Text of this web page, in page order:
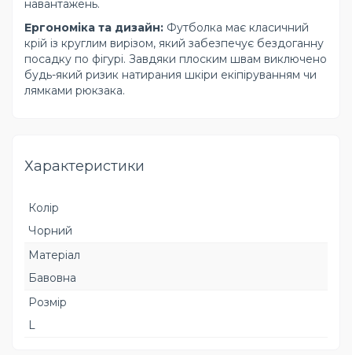
навантажень.
Ергономіка та дизайн: Футболка має класичний
крій із круглим вирізом, який забезпечує бездоганну
посадку по фігурі. Завдяки плоским швам виключено
будь-який ризик натирания шкіри екіпіруванням чи
лямками рюкзака.
Характеристики
Колір
Чорний
Матеріал
Бавовна
Розмір
L